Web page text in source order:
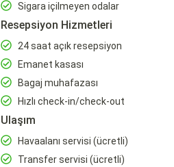
Sigara içilmeyen odalar
Resepsiyon Hizmetleri
24 saat açık resepsiyon
Emanet kasası
Bagaj muhafazası
Hızlı check-in/check-out
Ulaşım
Havaalanı servisi (ücretli)
Transfer servisi (ücretli)